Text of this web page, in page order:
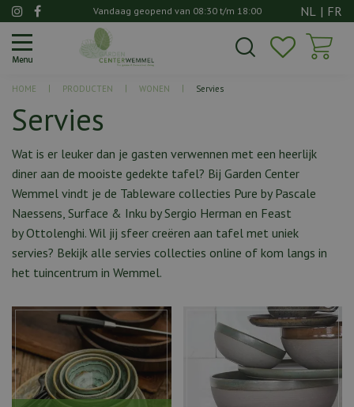
a
HOME PRODUCTEN WONEN Servies
Vandaag geopend van 08:30t/m 18:00 NL | FR
Servies
Wat is er leuker dan je gasten verwennen met een heerlijk
diner aan de mooiste gedekte tafel? Bij Garden Center
Wemmel vindt je de Tableware collecties Pure by Pascale
Naessens, Surface & Inku by Sergio Herman en Feast
by Ottolenghi. Wil jij sfeer creëren aan tafel met uniek
servies? Bekijk alle servies collecties online of kom langs in
het tuincentrum in Wemmel.